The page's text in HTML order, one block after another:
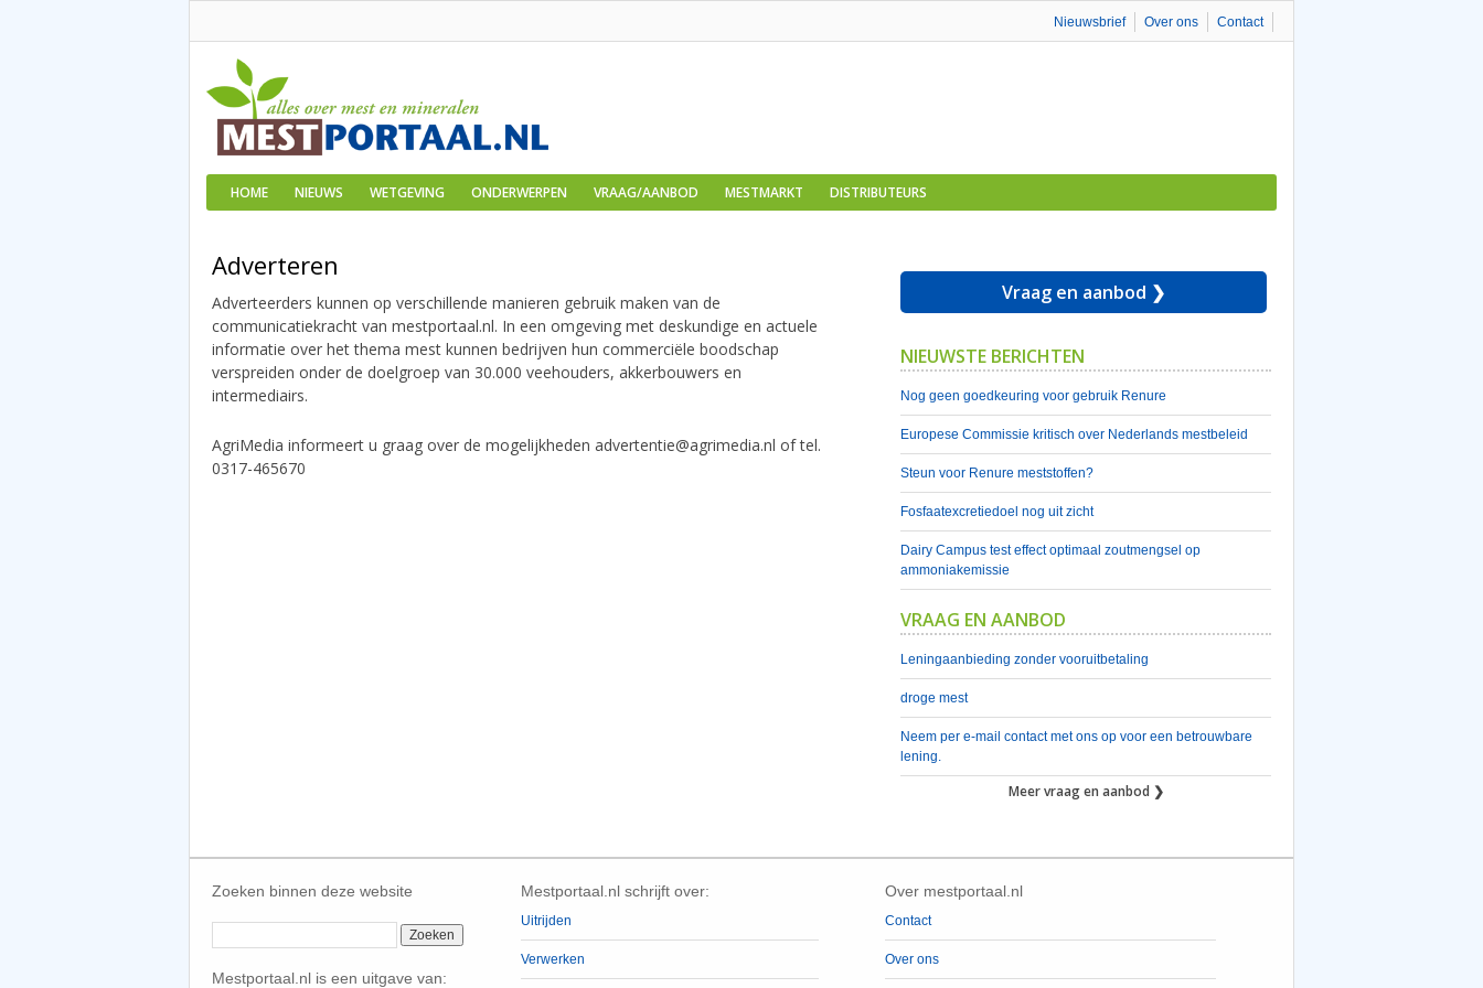
Contact
Over ons
Nieuwsbrief
HOME NIEUWS WETGEVING ONDERWERPEN VRAAG/AANBOD MESTMARKT DISTRIBUTEURS
Adverteren
Adverteerders kunnen op verschillende manieren gebruik maken van de
communicatiekracht van mestportaal.nl. In een omgeving met deskundige en actuele
informatie over het thema mest kunnen bedrijven hun commerciële boodschap
verspreiden onder de doelgroep van 30.000 veehouders, akkerbouwers en
intermediairs.
AgriMedia informeert u graag over de mogelijkheden advertentie@agrimedia.nl of tel.
0317-465670
Vraag en aanbod ❯
NIEUWSTE BERICHTEN
Nog geen goedkeuring voor gebruik Renure
Europese Commissie kritisch over Nederlands mestbeleid
Steun voor Renure meststoffen?
Fosfaatexcretiedoel nog uit zicht
Dairy Campus test effect optimaal zoutmengsel op
ammoniakemissie
VRAAG EN AANBOD
Leningaanbieding zonder vooruitbetaling
droge mest
Neem per e-mail contact met ons op voor een betrouwbare
lening.
Meer vraag en aanbod ❯
Zoeken binnen deze website
Mestportaal.nl is een uitgave van:
Mestportaal.nl schrijft over:
Uitrijden
Verwerken
Over mestportaal.nl
Contact
Over ons